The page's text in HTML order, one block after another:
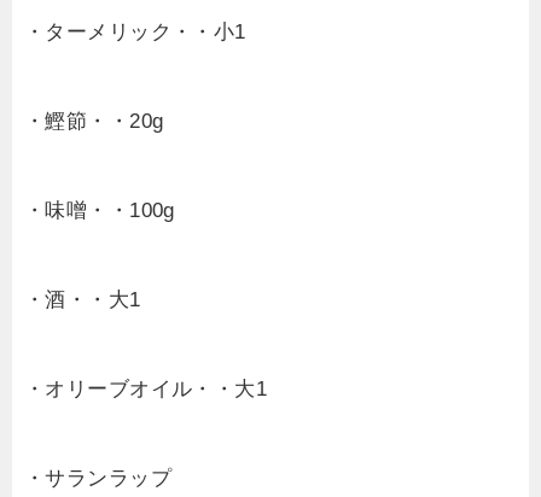
・ターメリック・・小1
・鰹節・・20g
・味噌・・100g
・酒・・大1
・オリーブオイル・・大1
・サランラップ